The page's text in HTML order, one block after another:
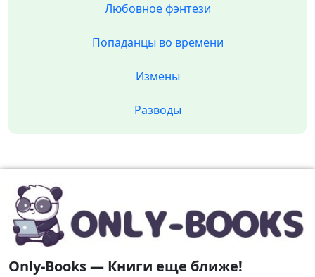
Любовное фэнтези
Попаданцы во времени
Измены
Разводы
Only-Books — Книги еще ближе!